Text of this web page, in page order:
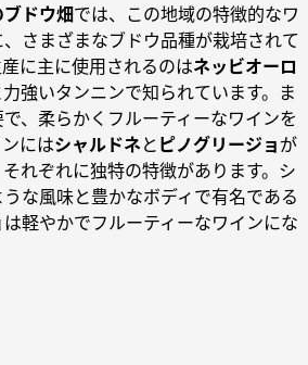
ドウ畑では、この地域の特徴的なワ
さまざまなブドウ品種が栽培されて
に主に使用されるのはネッビオーロ
強いタンニンで知られています。ま
、柔らかくフルーティーなワインを
にはシャルドネとピノグリージョが
れぞれに独特の特徴があります。シ
な風味と豊かなボディで有名である
軽やかでフルーティーなワインにな